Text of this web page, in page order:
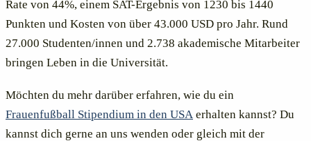
Rate von 44%, einem SAT-Ergebnis von 1230 bis 1440
Punkten und Kosten von über 43.000 USD pro Jahr. Rund
27.000 Studenten/innen und 2.738 akademische Mitarbeiter
bringen Leben in die Universität.
Möchten du mehr darüber erfahren, wie du ein
Frauenfußball Stipendium in den USA erhalten kannst? Du
kannst dich gerne an uns wenden oder gleich mit der